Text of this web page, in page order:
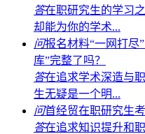
答在职研究生的学习
却能为你的学术...
问报名材料“一网打尽
库”完整了吗？
答在追求学术深造与
生无疑是一个明...
问首经贸在职研究生
答在追求知识提升和